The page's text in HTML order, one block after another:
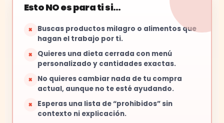
Esto NO es para ti si…
×
Buscas productos milagro o alimentos que
hagan el trabajo por ti.
×
Quieres una dieta cerrada con menú
personalizado y cantidades exactas.
×
No quieres cambiar nada de tu compra
actual, aunque no te esté ayudando.
×
Esperas una lista de “prohibidos” sin
contexto ni explicación.